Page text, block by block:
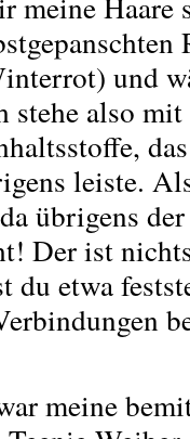
und
stehe also
leiste.
übrigens
Der ist
du etwa
meine